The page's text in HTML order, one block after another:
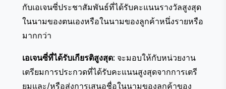
กับเอเจนซี่ประชาสัมพันธ์ที่ได้รับคะแนนรางวัลสูงสุด
ในนามของตนเองหรือในนามของลูกค้าหนึ่งรายหรือ
มากกว่า
เอเจนซี่ที่ได้รับเกียรติสูงสุด: จะมอบให้กับหน่วยงาน
เตรียมการประกวดที่ได้รับคะแนนสูงสุดจากการเตรี
ยมและ/หรือส่งการเสนอชื่อในนามของลูกค้าของ